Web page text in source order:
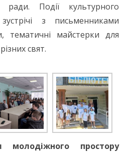
ради. Події культурного
з письменниками
тематичні майстерки для
свят.
простору